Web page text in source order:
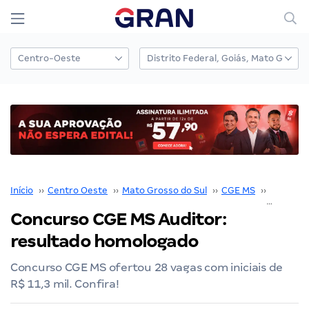
Início ›› Centro Oeste ›› Mato Grosso do Sul ›› CGE MS ››
Concurso CGE MS Auditor:
resultado homologado
Concurso CGE MS ofertou 28 vagas com iniciais de
R$ 11,3 mil. Confira!